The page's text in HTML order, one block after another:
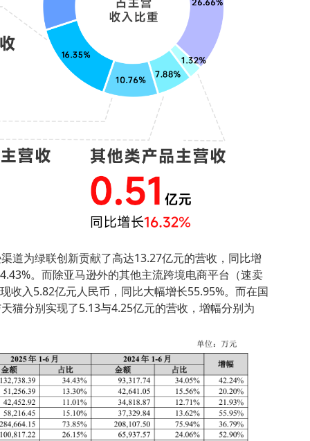
道为绿联创新贡献了高达13.27亿元的营收，同比增
。而除亚马逊外的其他主流跨境电商平台（速卖
收入5.82亿元人民币，同比大幅增长55.95%。而在国
猫分别实现了5.13与4.25亿元的营收，增幅分别为